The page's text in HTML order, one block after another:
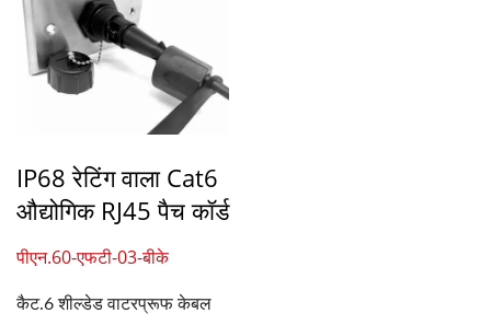
IP68 रेटिंग वाला Cat6
औद्योगिक RJ45 पैच कॉर्ड
पीएन.60-एफटी-03-बीके
कैट.6 शील्डेड वाटरप्रूफ केबल